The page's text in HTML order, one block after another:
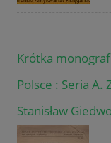
Krótka
Polsce : Seria A.
Stanisław